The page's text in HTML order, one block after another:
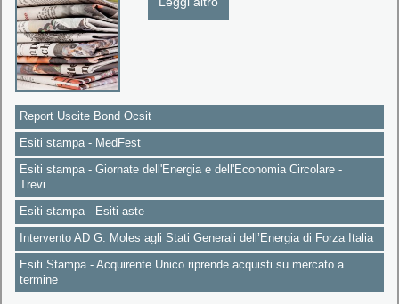
Report Uscite Bond Ocsit
Esiti stampa - MedFest
Esiti stampa - Giornate dell'Energia e dell'Economia Circolare -
Trevi...
Esiti stampa - Esiti aste
Intervento AD G. Moles agli Stati Generali dell’Energia di Forza Italia
Esiti Stampa - Acquirente Unico riprende acquisti su mercato a
termine